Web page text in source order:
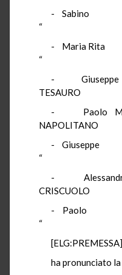
-
“
- Maria
“
-
-
-
“
-
-
“
[ELG:PREMESSA]
ha pronunciato